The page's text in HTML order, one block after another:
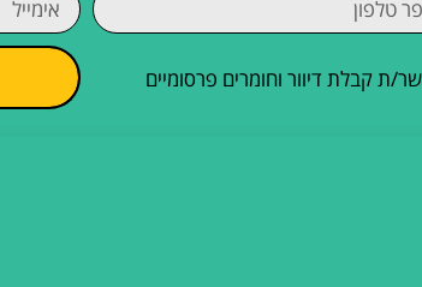
ת קבלת דיוור וחומרים פרסומיים